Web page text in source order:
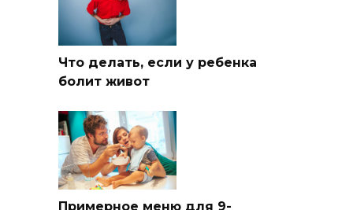
Что делать, если у ребенка
болит живот
Примерное меню для 9-